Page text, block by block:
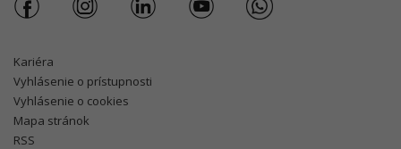
Kariéra
Vyhlásenie o prístupnosti
Vyhlásenie o cookies
Mapa stránok
RSS